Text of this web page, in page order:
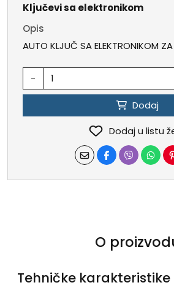
Ključevi sa elektronikom
Opis
AUTO KLJUČ SA ELEKTRONIKOM ZA
-
Dodaj
Dodaj u listu
O
Tehničke karakteristike